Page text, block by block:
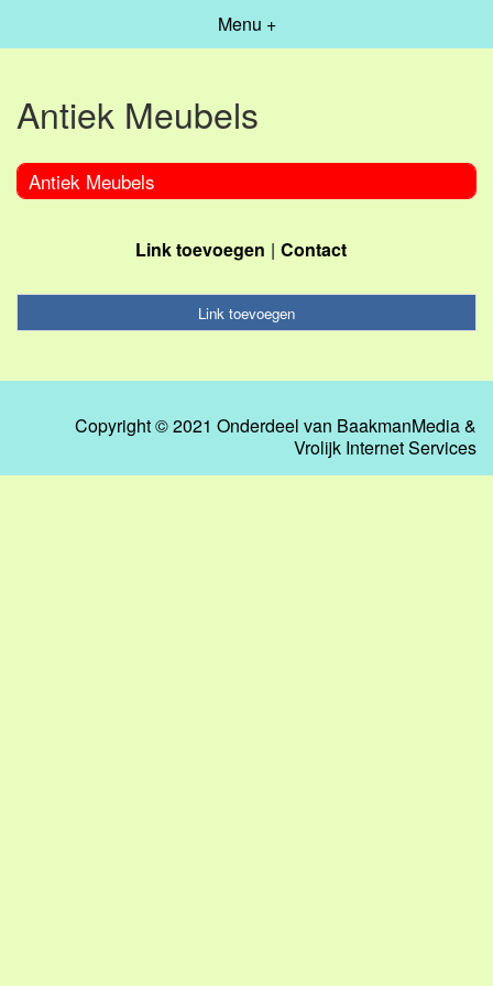
Menu +
Antiek Meubels
Antiek Meubels
Link toevoegen Contact
Link toevoegen
Copyright © 2021 Onderdeel van BaakmanMedia&
Vrolijk Internet Services